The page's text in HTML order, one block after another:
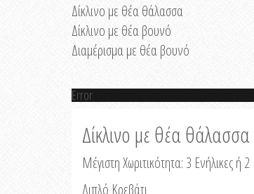
Δίκλινο με θέα θάλασσα
Δίκλινο με θέα βουνό
Διαμέρισμα με θέα βουνό
Error
Δίκλινο με θέα θάλασσα
Μέγιστη Χωριτικότητα: 3 Ενήλικες ή
Διπλό Κρεβάτι